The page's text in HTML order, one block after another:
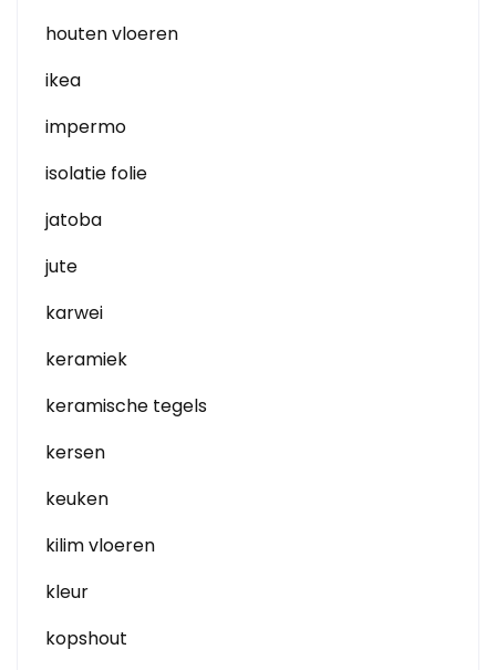
houten vloeren
ikea
impermo
isolatie folie
jatoba
jute
karwei
keramiek
keramische tegels
kersen
keuken
kilim vloeren
kleur
kopshout